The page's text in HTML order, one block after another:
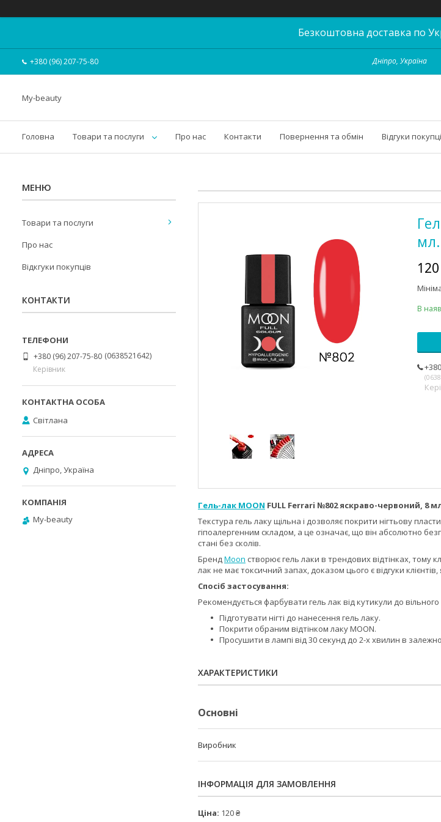
Безкоштовна доставка по
+380 (96) 207-75-80 Дніпро, Україна
My-beauty
Головна Товари та послуги Про нас Контакти Повернення та обмін Відгуки
мл.
В
Гель-лак MOON FULL Ferrari №802 яскраво-червоний, 8
Текстура гель лаку щільна і дозволяє покрити нігтьову
гіпоалергенним складом, а це означає, що він абсолютно
стані без сколів.
БрендMoon створює гель лаки в трендових відтінках, тому
лак не має токсичний запах, доказом цього є відгуки
Спосіб застосування:
Рекомендується фарбувати гель лак від кутикули до вільного
Підготувати нігті до нанесення гель лаку.
Покрити обраним відтінком лаку MOON.
Просушити в лампі від 30 секунд до 2-х хвилин в
ХАРАКТЕРИСТИКИ
Основні
Виробник
ІНФОРМАЦІЯ ДЛЯ ЗАМОВЛЕННЯ
Ціна: 120 ₴
Товари та послуги
Про нас
Відкгуки покупців
КОНТАКТИ
+380 (96) 207-75-80 0638521642
Керівник
Світлана
Дніпро, Україна
My-beauty